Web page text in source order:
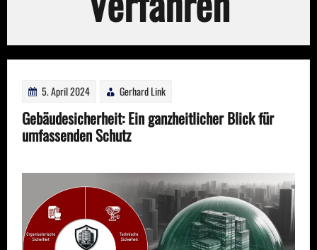
5. April 2024 Gerhard Link
Gebäudesicherheit: Ein ganzheitlicher Blick für
umfassenden Schutz